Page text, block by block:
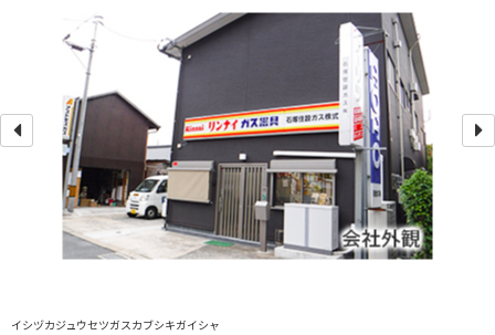
イシヅカジュウセツガスカブシキガイシャ